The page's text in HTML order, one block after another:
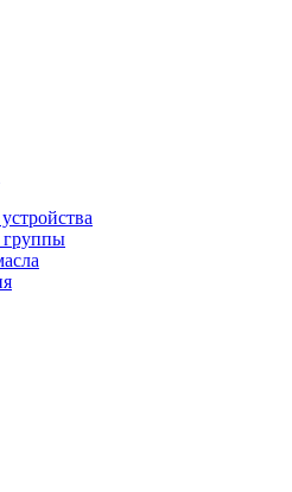
группы